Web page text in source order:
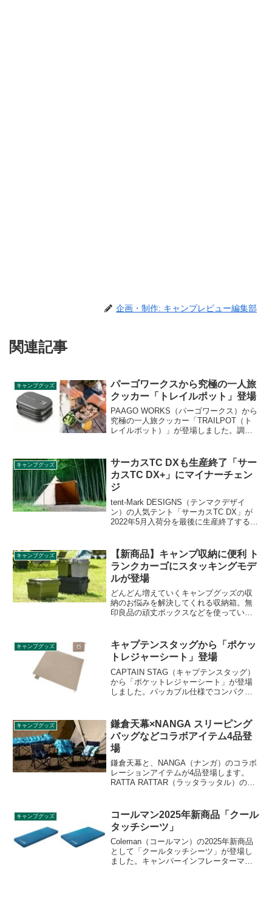
企画・制作: キャンプレビュー編集部
関連記事
キャンプグッズ
パーゴワークスから究極の一人旅
クッカー「トレイルポット」登場
PAAGO WORKS（パーゴワークス）から
究極の一人旅クッカー「TRAILPOT（ト
レイルポット）」が登場しました。調理
理道具です。詳細をレビューします。
キャンプグッズ
サーカスTC DXも生産終了「サー
カスTC DX+」にマイナーチェン
ジ
tent-Mark DESIGNS（テンマクデザイ
ン）の人気テント「サーカスTC DX」が
2022年5月入荷分を最後に生産終了するこ
版「サーカスTC DX+」が登場します。詳
細をレビューします。
キャンプグッズ
【新商品】キャンプ収納に便利 ト
ランクカーゴにスタッキングモデ
ルが登場
どんどん増えていくキャンプグッズの収
納のお悩みを解決してくれる収納箱。無
印良品の頑丈ボックスなどを使っている
ら新モデルが登場しました。その詳細を
レビューします。
キャンプグッズ
キャプテンスタッグから「ポケッ
トレジャーシート」登場
CAPTAIN STAG（キャプテンスタッグ）
から「ポケットレジャーシート」が登場
しました。パッカブル仕様でコンパクト
サイズの2サイズが販売されます。一緒に
収納できるシートを固定するためのペグ
も付属します。詳細をレビューします。
キャンプグッズ
鎌倉天幕×NANGA スリーピング
バッグなどコラボアイテム4品登
場
鎌倉天幕と、NANGA（ナンガ）のコラボ
レーションアイテムが4品登場します。
RATTA RATTAR（ラッタラッタル）のア
ズ、クッション＆ピローの4アイテムで
す。詳細をレビューします。
キャンプグッズ
コールマン2025年新商品「クール
タッチシーツ」
Coleman（コールマン）の2025年新商品
として「クールタッチシーツ」が登場し
ました。キャンパーインフレーターマッ